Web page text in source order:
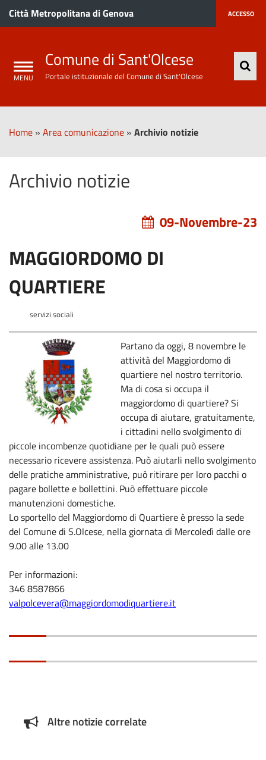
Città Metropolitana di Genova ACCESSO
Comune di Sant'Olcese
Portale istituzionale del Comune di Sant'Olcese
Home » Area comunicazione » Archivio notizie
Archivio notizie
09-Novembre-23
MAGGIORDOMO DI
QUARTIERE
servizi sociali
Partano da oggi, 8 novembre le
attività del Maggiordomo di
quartiere nel nostro territorio.
Ma di cosa si occupa il
maggiordomo di quartiere? Si
occupa di aiutare, gratuitamente,
i cittadini nello svolgimento di
piccole incombenze quotidiane per le quali può essere
necessario ricevere assistenza. Può aiutarli nello svolgimento
delle pratiche amministrative, può ritirare per loro pacchi o
pagare bollette e bollettini. Può effettuare piccole
manutenzioni domestiche.
Lo sportello del Maggiordomo di Quartiere è presso la sede
del Comune di S.Olcese, nella giornata di Mercoledì dalle ore
9.00 alle 13.00
Per informazioni:
346 8587866
valpolcevera@maggiordomodiquartiere.it
Altre notizie correlate